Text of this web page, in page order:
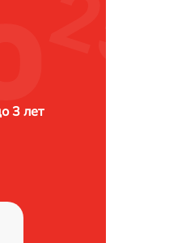
3 лет